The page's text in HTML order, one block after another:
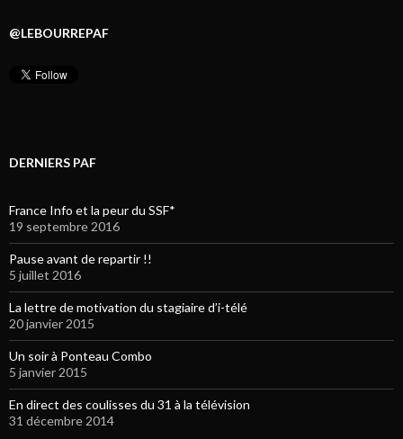
@LEBOURREPAF
DERNIERS PAF
France Info et la peur du SSF*
19 septembre 2016
Pause avant de repartir !!
5 juillet 2016
La lettre de motivation du stagiaire d’i-télé
20 janvier 2015
Un soir à Ponteau Combo
5 janvier 2015
En direct des coulisses du 31 à la télévision
31 décembre 2014